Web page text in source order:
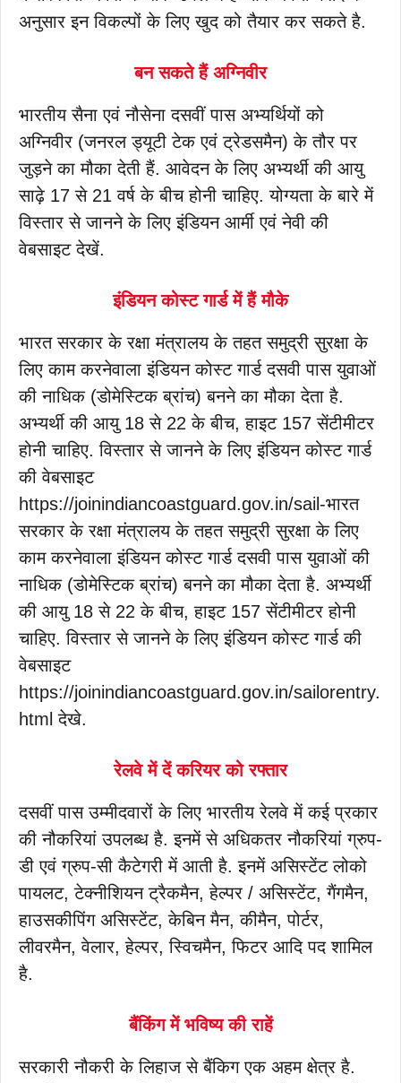
अनुसार इन विकल्पों के लिए खुद को तैयार कर सकते है.
बन सकते हैं अग्निवीर
भारतीय सैना एवं नौसेना दसवीं पास अभ्यर्थियों को
अग्निवीर (जनरल ड्यूटी टेक एवं ट्रेडसमैन) के तौर पर
जुड़ने का मौका देती हैं. आवेदन के लिए अभ्यर्थी की आयु
साढ़े 17 से 21 वर्ष के बीच होनी चाहिए. योग्यता के बारे में
विस्तार से जानने के लिए इंडियन आर्मी एवं नेवी की
वेबसाइट देखें.
इंडियन कोस्ट गार्ड में हैं मौके
भारत सरकार के रक्षा मंत्रालय के तहत समुद्री सुरक्षा के
लिए काम करनेवाला इंडियन कोस्ट गार्ड दसवी पास युवाओं
की नाधिक (डोमेस्टिक ब्रांच) बनने का मौका देता है.
अभ्यर्थी की आयु 18 से 22 के बीच, हाइट 157 सेंटीमीटर
होनी चाहिए. विस्तार से जानने के लिए इंडियन कोस्ट गार्ड
की वेबसाइट
https://joinindiancoastguard.gov.in/sail-भारत
सरकार के रक्षा मंत्रालय के तहत समुद्री सुरक्षा के लिए
काम करनेवाला इंडियन कोस्ट गार्ड दसवी पास युवाओं की
नाधिक (डोमेस्टिक ब्रांच) बनने का मौका देता है. अभ्यर्थी
की आयु 18 से 22 के बीच, हाइट 157 सेंटीमीटर होनी
चाहिए. विस्तार से जानने के लिए इंडियन कोस्ट गार्ड की
वेबसाइट
https://joinindiancoastguard.gov.in/sailorentry.
html देखे.
रेलवे में दें करियर को रफ्तार
दसवीं पास उम्मीदवारों के लिए भारतीय रेलवे में कई प्रकार
की नौकरियां उपलब्ध है. इनमें से अधिकतर नौकरियां ग्रुप-
डी एवं ग्रुप-सी कैटेगरी में आती है. इनमें असिस्टेंट लोको
पायलट, टेक्नीशियन ट्रैकमैन, हेल्पर / असिस्टेंट, गैंगमैन,
हाउसकीपिंग असिस्टेंट, केबिन मैन, कीमैन, पोर्टर,
लीवरमैन, वेलार, हेल्पर, स्विचमैन, फिटर आदि पद शामिल
है.
बैंकिंग में भविष्य की राहें
सरकारी नौकरी के लिहाज से बैंकिग एक अहम क्षेत्र है.